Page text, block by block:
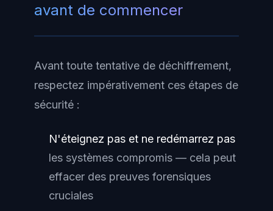
avant de commencer
Avant toute tentative de déchiffrement,
respectez impérativement ces étapes de
sécurité :
N'éteignez pas et ne redémarrez pas
les systèmes compromis — cela peut
effacer des preuves forensiques
cruciales